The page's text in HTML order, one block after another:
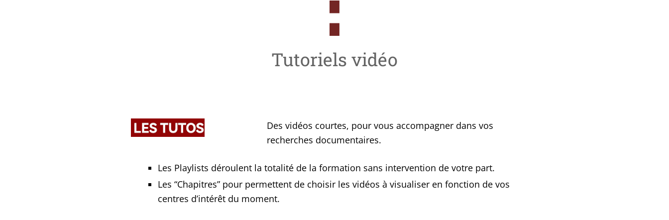
Tutoriels vidéo
Des vidéos courtes, pour vous accom­pa­gner dans vos
recherches documentaires.
Les Playlists déroulent la tota­li­té de la for­ma­tion sans inter­ven­tion de votre part.
Les “Chapitres” pour per­mettent de choi­sir les vidéos à visua­li­ser en fonc­tion de vos
centres d’in­té­rêt du moment.